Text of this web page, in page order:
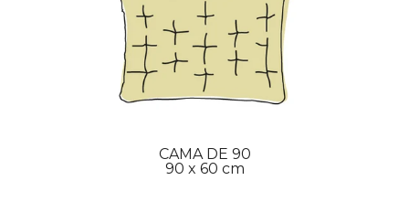
CAMA DE 90
90 x 60 cm